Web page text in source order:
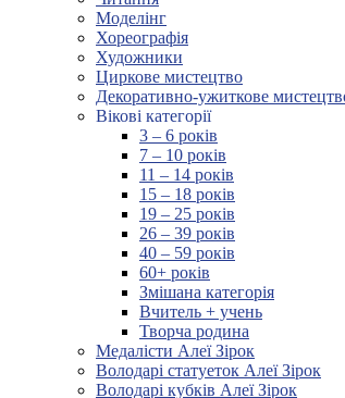
Моделінг
Хореографія
Художники
Циркове мистецтво
Декоративно-ужиткове
Вікові категорії
3 – 6 років
7 – 10 років
11 – 14 років
15 – 18 років
19 – 25 років
26 – 39 років
40 – 59 років
60+ років
Змішана категорія
Вчитель + учень
Творча родина
Медалісти Алеї Зірок
Володарі статуеток Алеї Зірок
Володарі кубків Алеї Зірок